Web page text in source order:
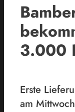
3.000
Erste
am